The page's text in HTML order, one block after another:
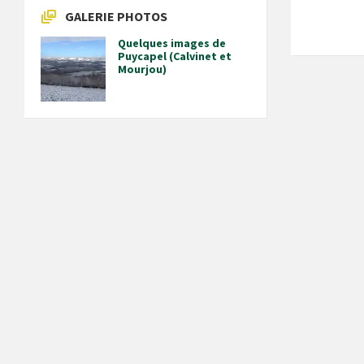
GALERIE PHOTOS
Quelques images de
Puycapel (Calvinet et
Mourjou)